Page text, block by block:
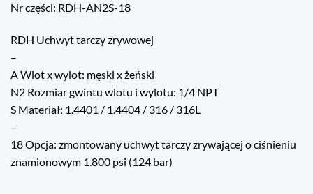
Nr części: RDH-AN2S-18
RDH Uchwyt tarczy zrywowej
–
A Wlot x wylot: męski x żeński
N2 Rozmiar gwintu wlotu i wylotu: 1/4 NPT
S Materiał: 1.4401 / 1.4404 / 316 / 316L
–
18 Opcja: zmontowany uchwyt tarczy zrywającej o ciśnieniu
znamionowym 1.800 psi (124 bar)